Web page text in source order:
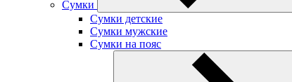
Сумки
Сумки детские
Сумки мужские
Сумки на пояс